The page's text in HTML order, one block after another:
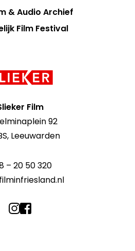
& Audio Archief
Film Festival
Film
92
Leeuwarden
– 20 50 320